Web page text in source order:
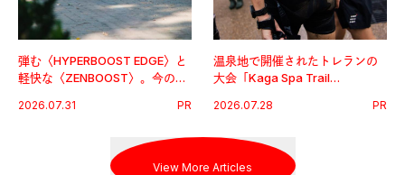
弾む〈HYPERBOOST EDGE〉と
軽快な〈ZENBOOST〉。今の時
出した新機軸。
2026.07.31 PR
温泉地で開催されたトレランの
大会「Kaga Spa Trail
戦を夢見るランナーたちの奮闘
2026.07.28 PR
View More Articles